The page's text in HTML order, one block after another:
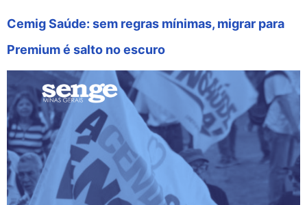
Cemig Saúde: sem regras mínimas, migrar para
Premium é salto no escuro